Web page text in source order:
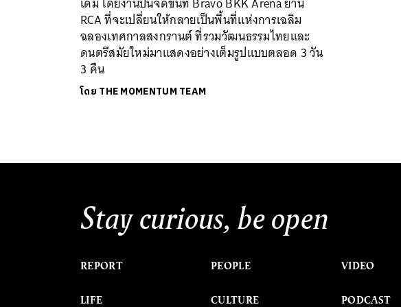
RCA ที่จะเปลี่ยนให้กลายเป็นพื้นที่แห่งการเฉลิม
ฉลองเทศกาลสงกรานต์ ที่รวมวัฒนธรรมไทยและ
ดนตรีสมัยใหม่มาแสดงอย่างเต็มรูปแบบตลอด 3 วัน
3 คืน
โดย THE MOMENTUM TEAM
Stay curious, be open
REPORT
LIFE
PEOPLE
CULTURE
VIDEO
PODCAST